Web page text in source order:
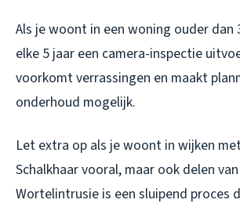
Als je woont in een woning ouder dan
elke 5 jaar een camera-inspectie
voorkomt verrassingen en maakt
onderhoud mogelijk.
Let extra op als je woont in wijken
Schalkhaar vooral, maar ook delen
Wortelintrusie is een sluipend proces